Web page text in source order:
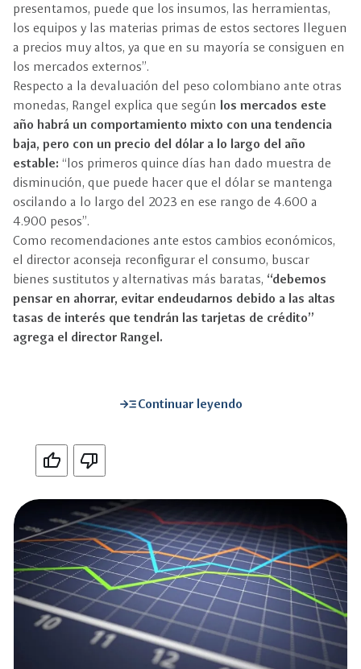
presentamos, puede que los insumos, las herramientas,
los equipos y las materias primas de estos sectores lleguen
a precios muy altos, ya que en su mayoría se consiguen en
los mercados externos”.
Respecto a la devaluación del peso colombiano ante otras
monedas, Rangel explica que según los mercados este
año habrá un comportamiento mixto con una tendencia
baja, pero con un precio del dólar a lo largo del año
estable: “los primeros quince días han dado muestra de
disminución, que puede hacer que el dólar se mantenga
oscilando a lo largo del 2023 en ese rango de 4.600 a
4.900 pesos”.
Como recomendaciones ante estos cambios económicos,
el director aconseja reconfigurar el consumo, buscar
bienes sustitutos y alternativas más baratas, “debemos
pensar en ahorrar, evitar endeudarnos debido a las altas
tasas de interés que tendrán las tarjetas de crédito”
agrega el director Rangel.
read_moreContinuar leyendo
Si No